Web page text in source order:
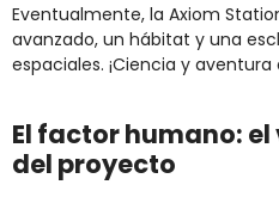
Eventualmente, la Axiom
avanzado, un hábitat y una
espaciales. ¡Ciencia y
El factor humano:
del proyecto